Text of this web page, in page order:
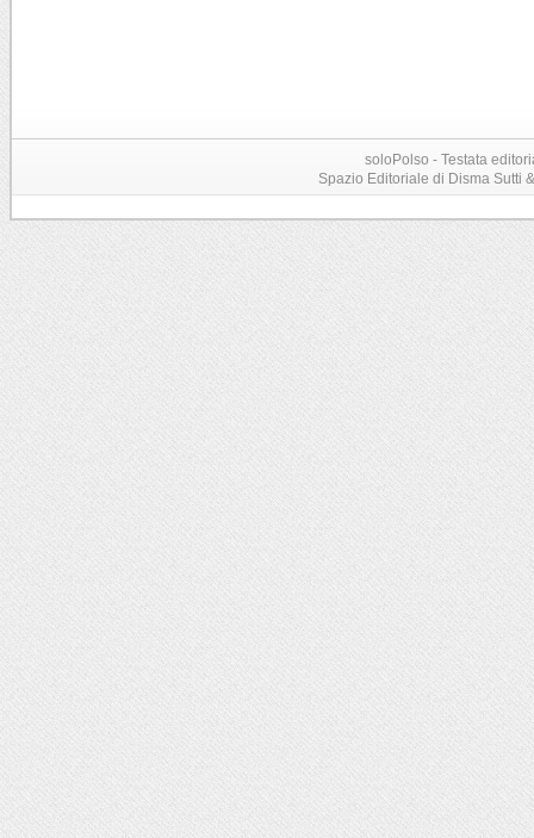
soloPolso - Testata
Spazio Editoriale di Disma Sutti